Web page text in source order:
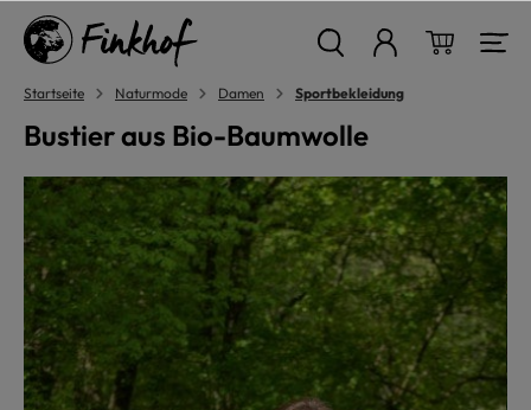
springen
Startseite Naturmode Damen Sportbekleidung
Bustier aus Bio-Baumwolle
Bildergalerie überspringen